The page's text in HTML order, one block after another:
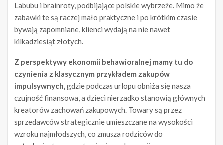
Labubu i brainroty, podbijające polskie wybrzeże. Mimo że
zabawki te są raczej mało praktyczne i po krótkim czasie
bywają zapomniane, klienci wydają na nie nawet
kilkadziesiąt złotych.
Z perspektywy ekonomii behawioralnej mamy tu do
czynienia z klasycznym przykładem zakupów
impulsywnych,gdzie podczas urlopu obniża się nasza
czujność finansowa, a dzieci nierzadko stanowią głównych
kreatorów zachowań zakupowych. Towary są przez
sprzedawców strategicznie umieszczane na wysokości
wzroku najmłodszych, co zmusza rodziców do